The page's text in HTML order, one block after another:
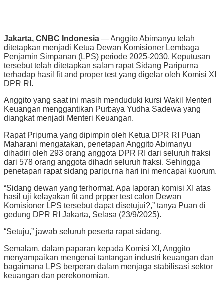
Jakarta, CNBC Indonesia — Anggito Abimanyu telah
ditetapkan menjadi Ketua Dewan Komisioner Lembaga
Penjamin Simpanan (LPS) periode 2025-2030. Keputusan
tersebut telah ditetapkan salam rapat Sidang Paripurna
terhadap hasil fit and proper test yang digelar oleh Komisi XI
DPR RI.
Anggito yang saat ini masih menduduki kursi Wakil Menteri
Keuangan menggantikan Purbaya Yudha Sadewa yang
diangkat menjadi Menteri Keuangan.
Rapat Pripurna yang dipimpin oleh Ketua DPR RI Puan
Maharani mengatakan, penetapan Anggito Abimanyu
dihadiri oleh 293 orang anggota DPR RI dari seluruh fraksi
dari 578 orang anggota dihadri seluruh fraksi. Sehingga
penetapan rapat sidang paripurna hari ini mencapai kuorum.
“Sidang dewan yang terhormat. Apa laporan komisi XI atas
hasil uji kelayakan fit and prpper test calon Dewan
Komisioner LPS tersebut dapat disetujui?,” tanya Puan di
gedung DPR RI Jakarta, Selasa (23/9/2025).
“Setuju,” jawab seluruh peserta rapat sidang.
Semalam, dalam paparan kepada Komisi XI, Anggito
menyampaikan mengenai tantangan industri keuangan dan
bagaimana LPS berperan dalam menjaga stabilisasi sektor
keuangan dan perekonomian.